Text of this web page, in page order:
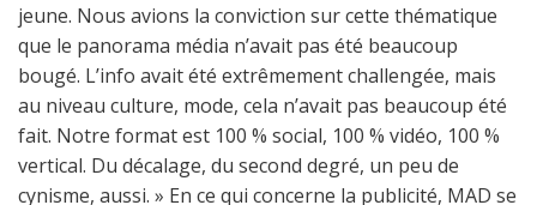
jeune. Nous avions la conviction sur cette thématique
que le panorama média n’avait pas été beaucoup
bougé. L’info avait été extrêmement challengée, mais
au niveau culture, mode, cela n’avait pas beaucoup été
fait. Notre format est 100 % social, 100 % vidéo, 100 %
vertical. Du décalage, du second degré, un peu de
cynisme, aussi. » En ce qui concerne la publicité, MAD se